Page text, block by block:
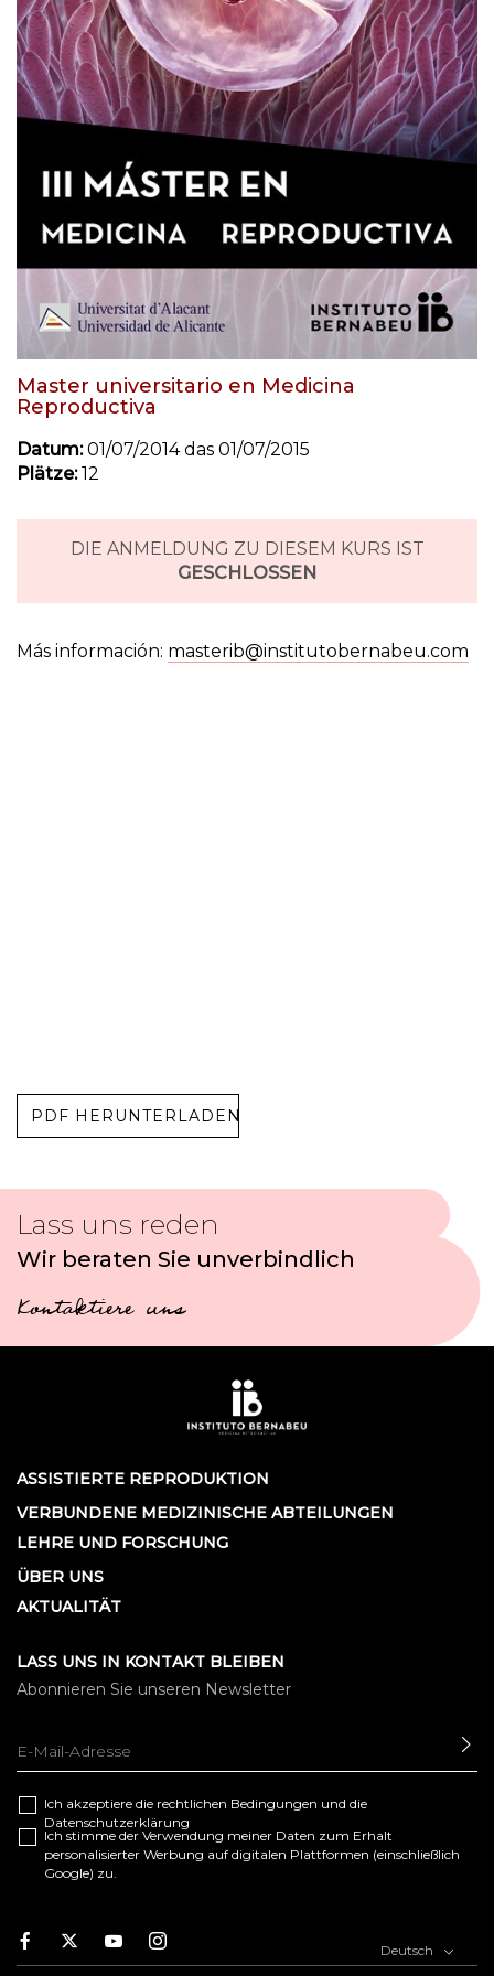
Master universitario en Medicina
Reproductiva
Datum:01/07/2014 das 01/07/2015
Plätze:12
DIE ANMELDUNG ZU DIESEM KURS IST
GESCHLOSSEN
Más información: masterib@institutobernabeu.com
PDF HERUNTERLADEN
Lass uns reden
Wir beraten Sie unverbindlich
Kontaktiere uns
ASSISTIERTE REPRODUKTION
VERBUNDENE MEDIZINISCHE ABTEILUNGEN
LEHRE UND FORSCHUNG
ÜBER UNS
AKTUALITÄT
LASS UNS IN KONTAKT BLEIBEN
Abonnieren Sie unseren Newsletter
Ich akzeptiere die rechtlichen Bedingungen und die
Datenschutzerklärung
Ich stimme der Verwendung meiner Daten zum Erhalt
personalisierter Werbung auf digitalen Plattformen (einschließlich
Google) zu.
a
w
Y
o
I
n
Deutsch